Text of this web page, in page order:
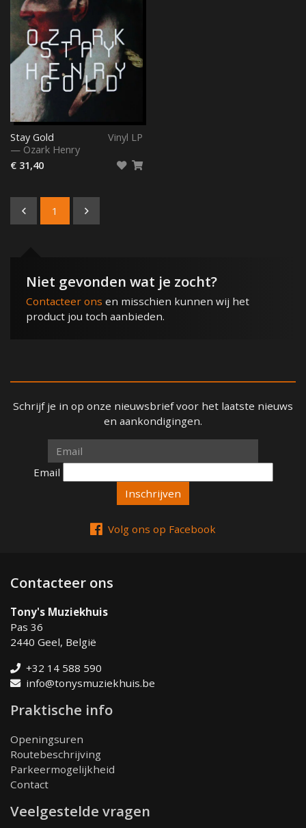
Vinyl LP
Stay Gold
— Ozark Henry
€ 31,40
1
Niet gevonden wat je zocht?
Contacteer ons en misschien kunnen wij het
product jou toch aanbieden.
Schrijf je in op onze nieuwsbrief voor het laatste nieuws
en aankondigingen.
Email
Email
Volg ons op Facebook
Contacteer ons
Tony's Muziekhuis
Pas 36
2440 Geel, België
+32 14 588 590
info@tonysmuziekhuis.be
Praktische info
Openingsuren
Routebeschrijving
Parkeermogelijkheid
Contact
Veelgestelde vragen